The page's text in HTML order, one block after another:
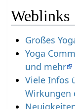
Weblinks
Großes
Yoga
und mehr
Viele Infos
Wirkungen